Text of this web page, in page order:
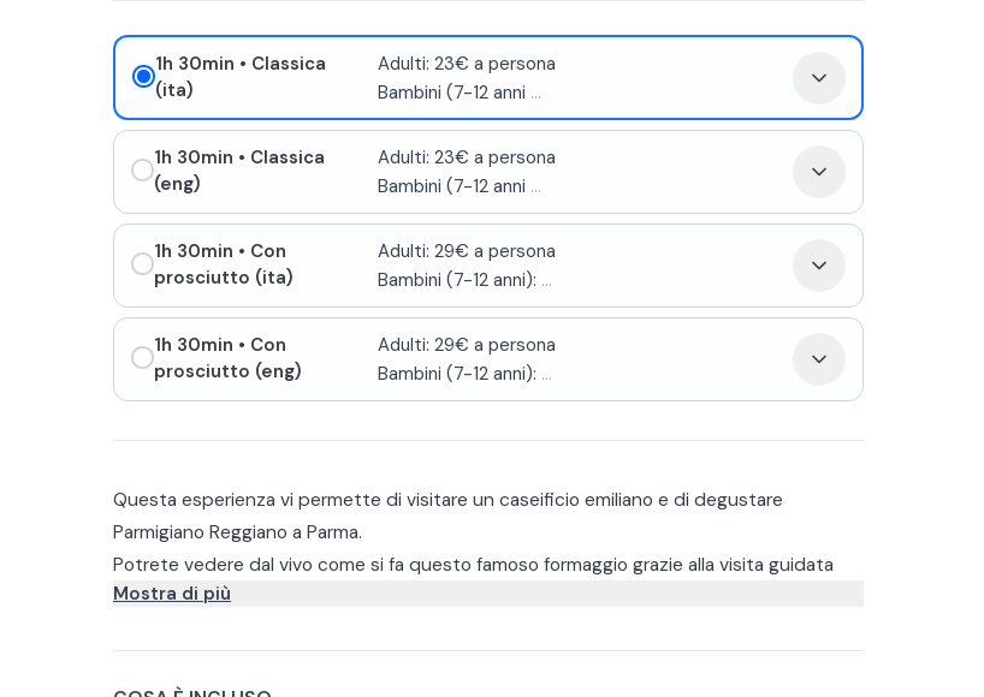
1h 30min • Classica
(ita)
Adulti: 23€ a persona
Bambini (7-12 anni ...
1h 30min • Classica
(eng)
Adulti: 23€ a persona
Bambini (7-12 anni ...
1h 30min • Con
prosciutto (ita)
Adulti: 29€ a persona
Bambini (7-12 anni): ...
1h 30min • Con
prosciutto (eng)
Adulti: 29€ a persona
Bambini (7-12 anni): ...
Questa esperienza vi permette di visitare un caseificio emiliano e di degustare
Parmigiano Reggiano a Parma.
Potrete vedere dal vivo come si fa questo famoso formaggio grazie alla visita guidata
che vi permette di assistere all'intero processo di lavorazione dalle prime fasi della
Mostra di più